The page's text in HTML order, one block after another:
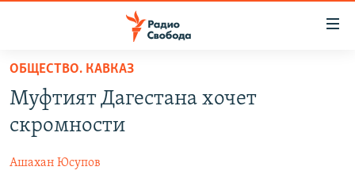
упрощенного
доступа
основному
ПРОГРАММЫ
ПОДКАСТЫ
АВТОРСКИЕ ПРОЕКТЫ
ЦИТАТЫ СВОБОДЫ
ОБЩЕСТВО. КАВКАЗ
Муфтият Дагестана хочет
скромности
Ашахан Юсупов